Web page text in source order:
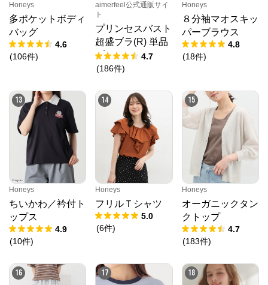
Honeys
多ポケットボディ
バッグ
4.6
(106件)
aimerfeel公式通販サイ
ト
プリンセスバスト
超盛ブラ(R) 単品
ブラジャー4.7
(186件)
Honeys
８分袖マオスキッ
パーブラウス
4.8
(18件)
13
Honeys
ちいかわ／衿付ト
ップス
4.9
(10件)
14
Honeys
フリルＴシャツ
5.0
(6件)
15
Honeys
オーガニックタン
クトップ
4.7
(183件)
16 17 18